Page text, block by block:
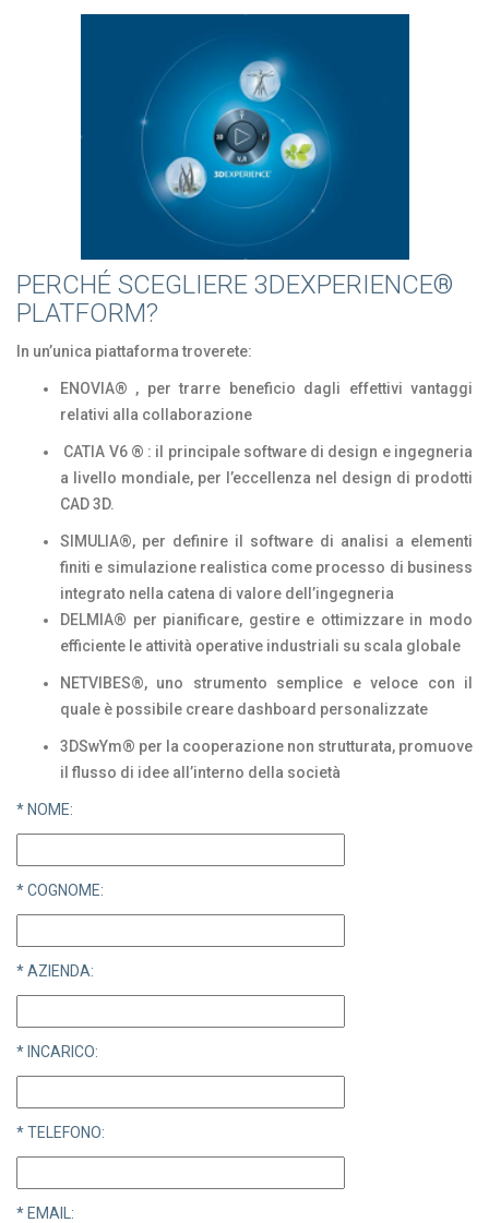
PERCHÉ SCEGLIERE 3DEXPERIENCE®
PLATFORM?
In un’unica piattaforma troverete:
ENOVIA® , per trarre beneficio dagli effettivi vantaggi
relativi alla collaborazione
CATIA V6 ® : il principale software di design e ingegneria
a livello mondiale, per l’eccellenza nel design di prodotti
CAD 3D.
SIMULIA®, per definire il software di analisi a elementi
finiti e simulazione realistica come processo di business
integrato nella catena di valore dell’ingegneria
DELMIA® per pianificare, gestire e ottimizzare in modo
efficiente le attività operative industriali su scala globale
NETVIBES®, uno strumento semplice e veloce con il
quale è possibile creare dashboard personalizzate
3DSwYm® per la cooperazione non strutturata, promuove
il flusso di idee all’interno della società
* NOME:
* COGNOME:
* AZIENDA:
* INCARICO:
* TELEFONO:
* EMAIL: